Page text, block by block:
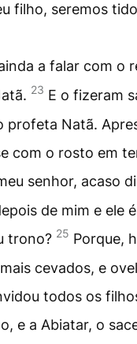
filho, seremos
a falar com o
23 E o fizeram
profeta Natã.
com o rosto em
senhor, acaso
de mim e ele
trono? 25 Porque,
cevados, e
todos os
e a Abiatar, o